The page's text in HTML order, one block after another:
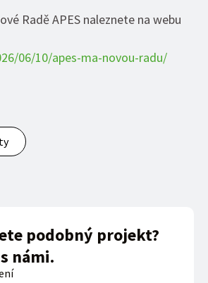
Radě APES naleznete na webu
06/10/apes-ma-novou-radu/
podobný projekt?
námi.